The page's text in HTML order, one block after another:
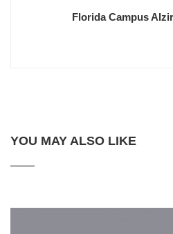
Florida Campus
YOU MAY ALSO LIKE